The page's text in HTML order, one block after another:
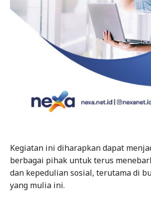
Kegiatan ini diharapkan dapat
berbagai pihak untuk terus
dan kepedulian sosial, terutama di
yang mulia ini.